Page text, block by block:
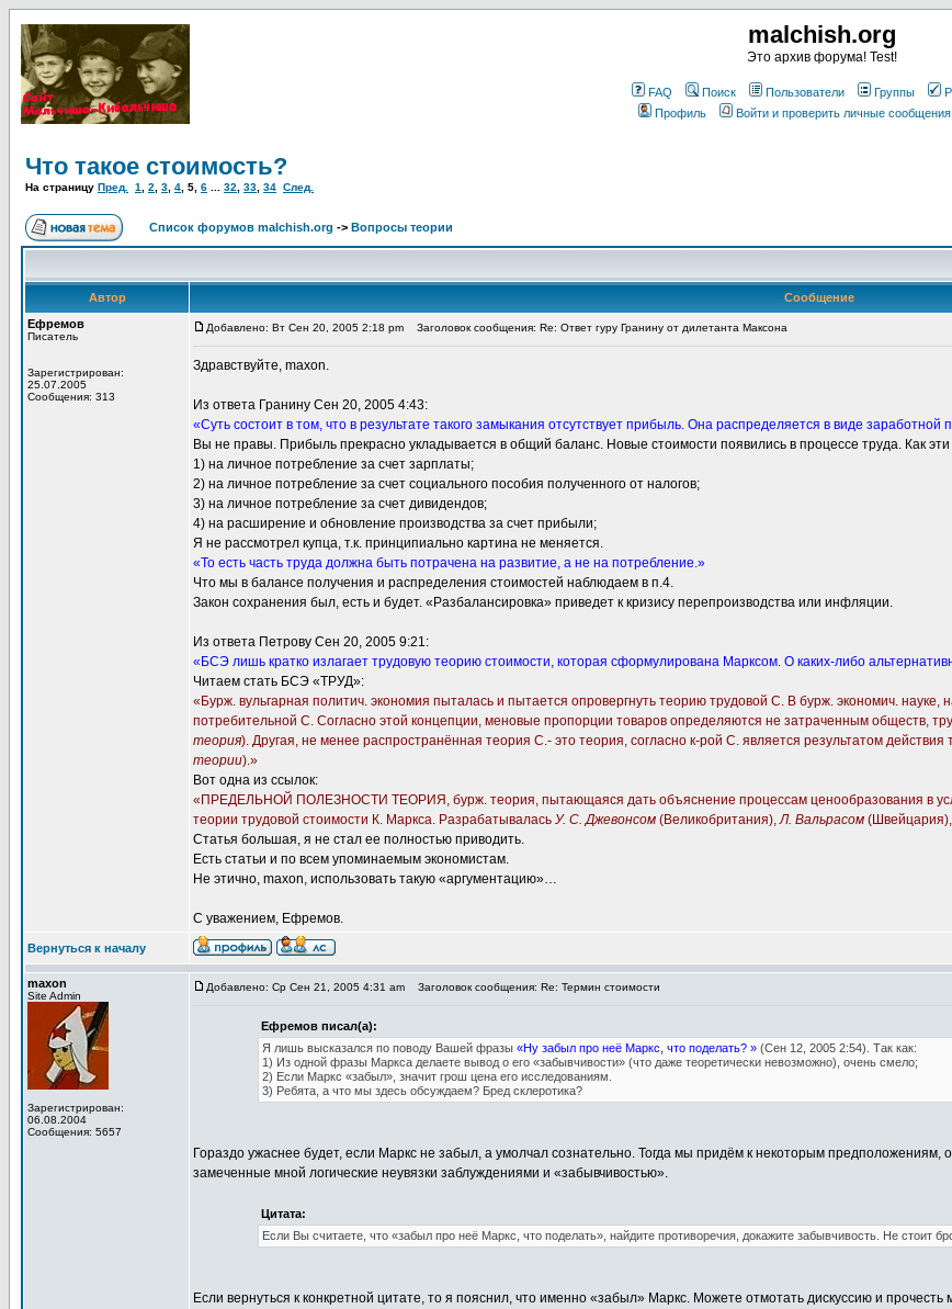
malchish.org
Это архив форума! Test!
FAQ Поиск Пользователи Группы
Профиль
Войти и проверить личные сообщения
Что такое стоимость?
На страницу Пред. 1 2 3 4 5 6 32 33 34 След.
Список форумов malchish.org -> Вопросы теории
Автор
Сообщение
Ефремов
Писатель
Зарегистрирован:
25.07.2005
Сообщения: 313
Добавлено: Вт Сен 20, 2005 2:18 pm Заголовок сообщения: Re: Ответ гуру Гранину от дилетанта Максона
Здравствуйте, maxon.
Из ответа Гранину Сен 20, 2005 4:43:
«Суть состоит в том, что в результате такого замыкания отсутствует прибыль. Она распределяется в виде заработной
Вы не правы. Прибыль прекрасно укладывается в общий баланс. Новые стоимости появились в процессе труда. Как
1) на личное потребление за счет зарплаты;
2) на личное потребление за счет социального пособия полученного от налогов;
3) на личное потребление за счет дивидендов;
4) на расширение и обновление производства за счет прибыли;
Я не рассмотрел купца, т.к. принципиально картина не меняется.
«То есть часть труда должна быть потрачена на развитие, а не на потребление.»
Что мы в балансе получения и распределения стоимостей наблюдаем в п.4.
Закон сохранения был, есть и будет. «Разбалансировка» приведет к кризису перепроизводства или инфляции.
Из ответа Петрову Сен 20, 2005 9:21:
«БСЭ лишь кратко излагает трудовую теорию стоимости, которая сформулирована Марксом. О каких-либо
Читаем стать БСЭ «ТРУД»:
«Бурж. вульгарная политич. экономия пыталась и пытается опровергнуть теорию трудовой С. В бурж. экономич.
потребительной С. Согласно этой концепции, меновые пропорции товаров определяются не затраченным обществ,
теория). Другая, не менее распространённая теория С.- это теория, согласно к-рой С. является результатом
теории).»
Вот одна из ссылок:
«ПРЕДЕЛЬНОЙ ПОЛЕЗНОСТИ ТЕОРИЯ, бурж. теория, пытающаяся дать объяснение процессам ценообразования в
теории трудовой стоимости К. Маркса. Разрабатывалась У. С. Джевонсом (Великобритания),Л. Вальрасом (Швейцария),
Статья большая, я не стал ее полностью приводить.
Есть статьи и по всем упоминаемым экономистам.
Не этично, maxon, использовать такую «аргументацию»…
С уважением, Ефремов.
Вернуться к началу
maxon
Site Admin
Зарегистрирован:
06.08.2004
Сообщения: 5657
Добавлено: Ср Сен 21, 2005 4:31 am Заголовок сообщения: Re: Термин стоимости
Ефремов писал(а):
Я лишь высказался по поводу Вашей фразы «Ну забыл про неё Маркс, что поделать? »(Сен 12, 2005 2:54). Так как:
1) Из одной фразы Маркса делаете вывод о его «забывчивости» (что даже теоретически невозможно), очень смело;
2) Если Маркс «забыл», значит грош цена его исследованиям.
3) Ребята, а что мы здесь обсуждаем? Бред склеротика?
Гораздо ужаснее будет, если Маркс не забыл, а умолчал сознательно. Тогда мы придём к некоторым
замеченные мной логические неувязки заблуждениями и «забывчивостью».
Цитата:
Если Вы считаете, что «забыл про неё Маркс, что поделать», найдите противоречия, докажите забывчивость. Не стоит
Если вернуться к конкретной цитате, то я пояснил, что именно «забыл» Маркс. Можете отмотать дискуссию и